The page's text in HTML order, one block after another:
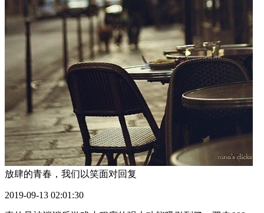
放肆的青春，我们以笑面对回复
2019-09-13 02:01:30